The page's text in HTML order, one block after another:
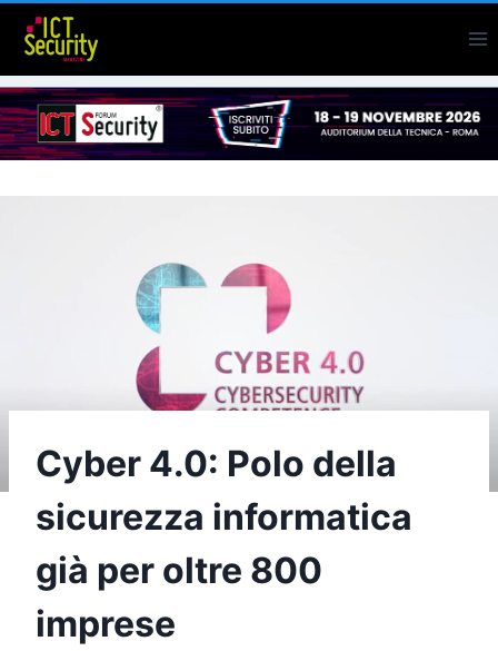
Salta
contenuto
Cyber 4.0: Polo della
sicurezza informatica
già per oltre 800
imprese